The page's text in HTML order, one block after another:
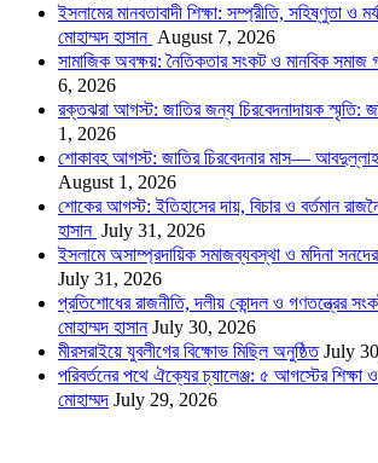
ইসলামের মানবতাবাদী শিক্ষা: সম্প্রীতি, সহিষ্ণুতা ও
মোহাম্মদ হাসান August 7, 2026
সামাজিক অবক্ষয়: নৈতিকতার সংকট ও মানবিক সমাজ
6, 2026
রক্তঝরা আগস্ট: জাতির জন্য চিরবেদনাদায়ক স্মৃতি:
1, 2026
শোকাবহ আগস্ট: জাতির চিরবেদনার মাস—
August 1, 2026
শোকের আগস্ট: ইতিহাসের দায়, বিচার ও বর্তমান
হাসান July 31, 2026
ইসলামে অসাম্প্রদায়িক সমাজব্যবস্থা ও মদিনা সনদের
July 31, 2026
প্রতিশোধের রাজনীতি, দলীয় কোন্দল ও গণতন্ত্রের
মোহাম্মদ হাসান July 30, 2026
মীরসরাইয়ে যুবলীগের বিক্ষোভ মিছিল অনুষ্ঠিত July
পরিবর্তনের পথে ঐক্যের চ্যালেঞ্জ: ৫ আগস্টের শিক্ষা
মোহাম্মদ July 29, 2026